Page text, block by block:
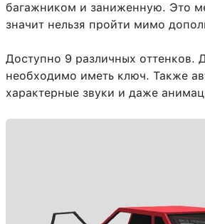
багажником и заниженную. Это
значит нельзя пройти мимо
Доступно 9 различных оттенков.
необходимо иметь ключ. Также
характерные звуки и даже